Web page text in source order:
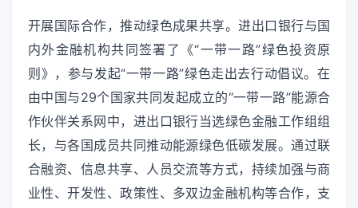
开展国际合作，推动绿色成果共享。进出口银行与国
内外金融机构共同签署了《“一带一路”绿色投资原
则》，参与发起“一带一路”绿色走出去行动倡议。在
由中国与29个国家共同发起成立的“一带一路”能源合
作伙伴关系网中，进出口银行当选绿色金融工作组组
长，与各国成员共同推动能源绿色低碳发展。通过联
合融资、信息共享、人员交流等方式，持续加强与商
业性、开发性、政策性、多双边金融机构等合作，支